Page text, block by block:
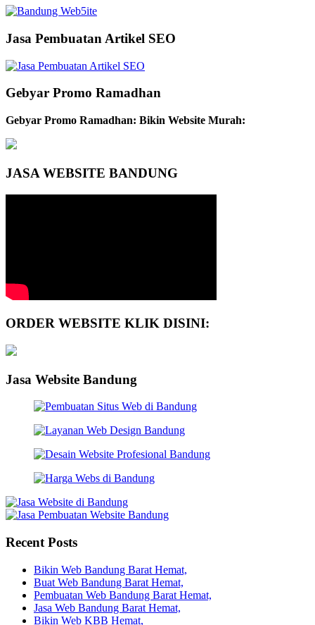
Jasa Pembuatan Artikel SEO
Gebyar Promo Ramadhan
Gebyar Promo Ramadhan: Bikin Website Murah:
JASA WEBSITE BANDUNG
ORDER WEBSITE KLIK DISINI:
Jasa Website Bandung
Recent Posts
Bikin Web Bandung Barat Hemat,
Buat Web Bandung Barat Hemat,
Pembuatan Web Bandung Barat Hemat,
Jasa Web Bandung Barat Hemat,
Bikin Web KBB Hemat,